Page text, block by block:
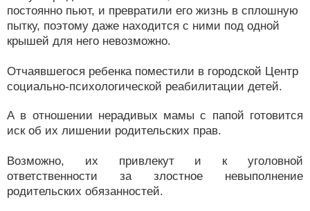
постоянно пьют, и превратили его жизнь в сплошную
пытку, поэтому даже находится с ними под одной
крышей для него невозможно.
Отчаявшегося ребенка поместили в городской Центр
социально-психологической реабилитации детей.
А в отношении нерадивых мамы с папой готовится
иск об их лишении родительских прав.
Возможно, их привлекут и к уголовной
ответственности за злостное невыполнение
родительских обязанностей.